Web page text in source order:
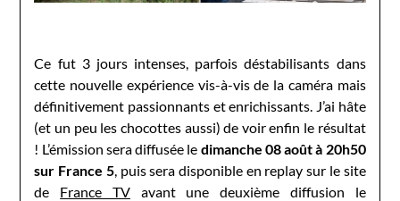
Ce fut 3 jours intenses, parfois déstabilisants dans
cette nouvelle expérience vis-à-vis de la caméra mais
définitivement passionnants et enrichissants. J’ai hâte
(et un peu les chocottes aussi) de voir enfin le résultat
! L’émission sera diffusée le dimanche 08 août à 20h50
sur France 5, puis sera disponible en replay sur le site
de France TVavant une deuxième diffusion le